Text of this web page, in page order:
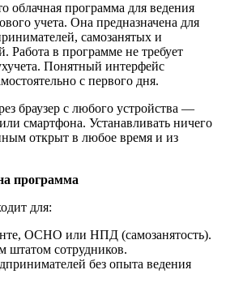
облачная программа для ведения
учета. Она предназначена для
самозанятых и
Работа в программе не требует
Понятный интерфейс
с первого дня.
браузер с любого устройства —
смартфона. Устанавливать ничего
открыт в любое время и из
программа
для:
ОСНО или НПД (самозанятость).
сотрудников.
без опыта ведения